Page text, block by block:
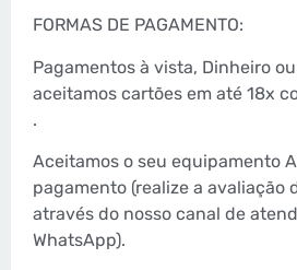
FORMAS DE PAGAMENTO:
Pagamentos à vista, Dinheiro
aceitamos cartões em até 18x
.
Aceitamos o seu equipamento
pagamento (realize a avaliação
através do nosso canal de
WhatsApp).